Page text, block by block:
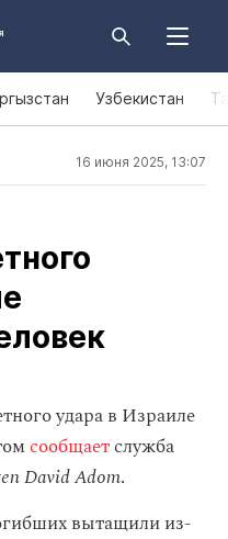
Узбекистан
16 июня 2025, 13:07
удара в Израиле
сообщаетслужба
David Adom.
вытащили из-